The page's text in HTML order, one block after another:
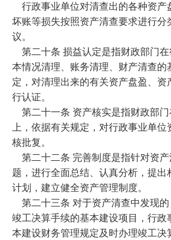
行政事业单位对清查出的各种资产
坏账等损失按照资产清查要求进行分
议。
第二十条 损益认定是指财政部门
本情况清理、账务清理、财产清查的
定，对清理出来的有关资产盘盈、
行认证。
第二十一条 资产核实是指财政部
上，依据有关规定，对行政事业单位
核批复。
第二十二条 完善制度是指针对资
题，进行全面总结、认真分析，提出
计划，建立健全资产管理制度。
第二十三条 对于资产清查中发现
竣工决算手续的基本建设项目，行政
本建设财务管理规定及时办理竣工决